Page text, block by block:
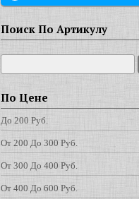
Поиск По Артикулу
По Цене
До 200 Руб.
От 200 До 300 Руб.
От 300 До 400 Руб.
От 400 До 600 Руб.